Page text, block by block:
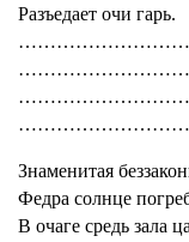
Разъедает очи гарь.
Знаменитая
Федра солнце
В очаге средь зала